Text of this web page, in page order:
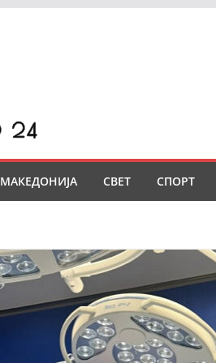
МАКЕДОНИЈА СВЕТ СПОРТ